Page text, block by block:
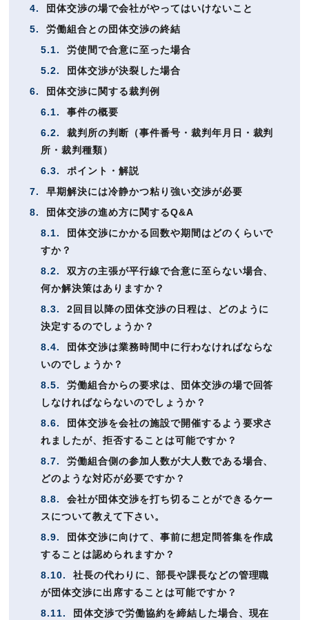
4.
団体交渉の場で会社がやってはいけないこと
5.
労働組合との団体交渉の終結
5.1.
労使間で合意に至った場合
5.2.
団体交渉が決裂した場合
6.
団体交渉に関する裁判例
6.1.
事件の概要
6.2.
裁判所の判断（事件番号・裁判年月日・裁判
所・裁判種類）
6.3.
ポイント・解説
7.
早期解決には冷静かつ粘り強い交渉が必要
8.
団体交渉の進め方に関するQ&A
8.1.
団体交渉にかかる回数や期間はどのくらいで
すか？
8.2.
双方の主張が平行線で合意に至らない場合、
何か解決策はありますか？
8.3.
2回目以降の団体交渉の日程は、どのように
決定するのでしょうか？
8.4.
団体交渉は業務時間中に行わなければならな
いのでしょうか？
8.5.
労働組合からの要求は、団体交渉の場で回答
しなければならないのでしょうか？
8.6.
団体交渉を会社の施設で開催するよう要求さ
れましたが、拒否することは可能ですか？
8.7.
労働組合側の参加人数が大人数である場合、
どのような対応が必要ですか？
8.8.
会社が団体交渉を打ち切ることができるケー
スについて教えて下さい。
8.9.
団体交渉に向けて、事前に想定問答集を作成
することは認められますか？
8.10.
社長の代わりに、部長や課長などの管理職
が団体交渉に出席することは可能ですか？
8.11.
団体交渉で労働協約を締結した場合、現在